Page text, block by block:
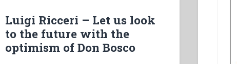
del
lavoro”
Luigi Ricceri – Let us look
to the future with the
optimism of Don Bosco